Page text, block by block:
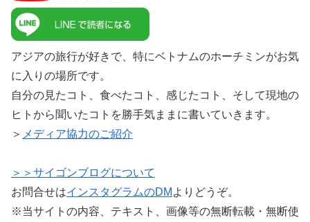
アジアの旅行が好きで、特にベトナムのホーチミンがお気
に入りの場所です。
自分の見たコト、食べたコト、感じたコト、そして現地の
ヒトから聞いたコトを勝手気ままに書いていきます。
＞ メディア協力のご紹介
＞＞サイゴンブログについて
お問合せはインスタグラムのDM よりどうぞ。
※当サイトの内容、テキスト、画像等の無断転載・無断使